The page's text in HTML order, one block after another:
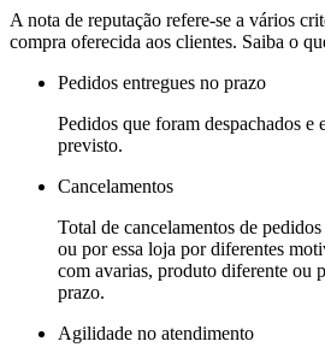
A nota de reputação refere-se a vários
compra oferecida aos clientes. Saiba o
Pedidos entregues no prazo
Pedidos que foram despachados e
previsto.
Cancelamentos
Total de cancelamentos de
ou por essa loja por diferentes
com avarias, produto diferente ou
prazo.
Agilidade no atendimento